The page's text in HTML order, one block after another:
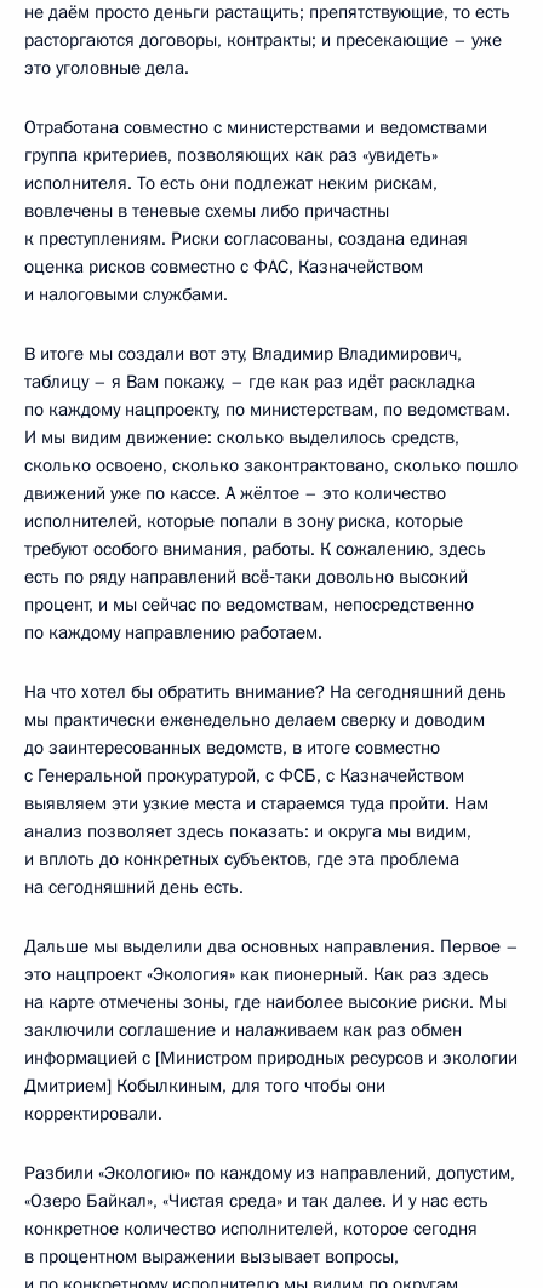
не даём просто деньги растащить; препятствующие, то есть
расторгаются договоры, контракты; и пресекающие – уже
это уголовные дела.
Отработана совместно с министерствами и ведомствами
группа критериев, позволяющих как раз «увидеть»
исполнителя. То есть они подлежат неким рискам,
вовлечены в теневые схемы либо причастны
к преступлениям. Риски согласованы, создана единая
оценка рисков совместно с ФАС, Казначейством
и налоговыми службами.
В итоге мы создали вот эту, Владимир Владимирович,
таблицу – я Вам покажу, – где как раз идёт раскладка
по каждому нацпроекту, по министерствам, по ведомствам.
И мы видим движение: сколько выделилось средств,
сколько освоено, сколько законтрактовано, сколько пошло
движений уже по кассе. А жёлтое – это количество
исполнителей, которые попали в зону риска, которые
требуют особого внимания, работы. К сожалению, здесь
есть по ряду направлений всё‑таки довольно высокий
процент, и мы сейчас по ведомствам, непосредственно
по каждому направлению работаем.
На что хотел бы обратить внимание? На сегодняшний день
мы практически еженедельно делаем сверку и доводим
до заинтересованных ведомств, в итоге совместно
с Генеральной прокуратурой, с ФСБ, с Казначейством
выявляем эти узкие места и стараемся туда пройти. Нам
анализ позволяет здесь показать: и округа мы видим,
и вплоть до конкретных субъектов, где эта проблема
на сегодняшний день есть.
Дальше мы выделили два основных направления. Первое –
это нацпроект «Экология» как пионерный. Как раз здесь
на карте отмечены зоны, где наиболее высокие риски. Мы
заключили соглашение и налаживаем как раз обмен
информацией с [Министром природных ресурсов и экологии
Дмитрием] Кобылкиным, для того чтобы они
корректировали.
Разбили «Экологию» по каждому из направлений, допустим,
«Озеро Байкал», «Чистая среда» и так далее. И у нас есть
конкретное количество исполнителей, которое сегодня
в процентном выражении вызывает вопросы,